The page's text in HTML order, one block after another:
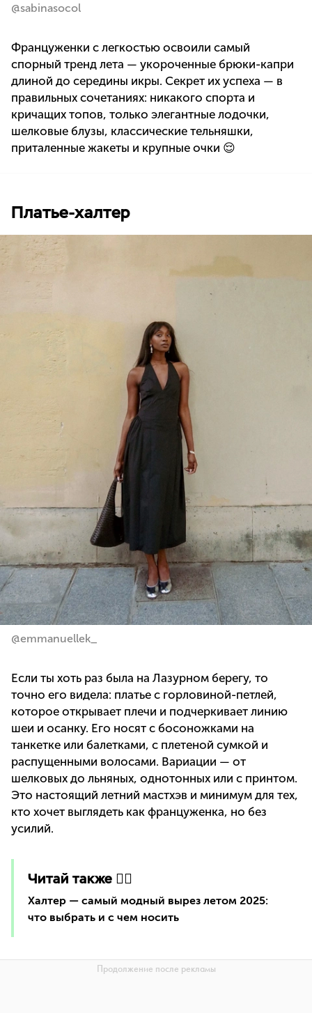
@sabinasocol
Француженки с легкостью освоили самый
спорный тренд лета — укороченные брюки-капри
длиной до середины икры. Секрет их успеха — в
правильных сочетаниях: никакого спорта и
кричащих топов, только элегантные лодочки,
шелковые блузы, классические тельняшки,
приталенные жакеты и крупные очки 😌
Платье-халтер
@emmanuellek_
Если ты хоть раз была на Лазурном берегу, то
точно его видела: платье с горловиной-петлей,
которое открывает плечи и подчеркивает линию
шеи и осанку. Его носят с босоножками на
танкетке или балетками, с плетеной сумкой и
распущенными волосами. Вариации — от
шелковых до льняных, однотонных или с принтом.
Это настоящий летний мастхэв и минимум для тех,
кто хочет выглядеть как француженка, но без
усилий.
Читай также 👇🏻
Халтер — самый модный вырез летом 2025:
что выбрать и с чем носить